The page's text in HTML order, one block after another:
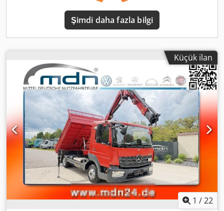
Dijital Takograf * Radyo * Sürücü İçin Süspansiyonlu Koltuk
* Üç Yönlü Kamyon (Meiller) * Uzunluk/Genişlik/Yükseklik:
3.090 mm, 2.200 mm, 350 mm Dkjdjzqx Aiopfx Abpor *
Yükleme Alanında 4 Çift Gömülü Bağlama Halkası * Küre
yalnızca genel satış şartlarımıza (AGB) tabidir. Önemli Not:
Teklifimizdeki tüm ayrıntıları dikkatlice kontrol etmemize
rağmen, hatalar oluşabilir. Bu hataların bir kısmı, farklı
platform sağlayıcılarının sistemlerindeki veri aktarım
hatalarından kaynaklanabilir. Bu nedenle, tüm bilgilerin
garanti edilmediğini ve yasal bir hak oluşturmadığını
belirtmek isteriz. Yasal Uyarı: Bu satış ilanı, Alman Medeni
Kanunu'nun (BGB) 145. maddesi anlamında bir teklif olarak
kabul edilmez. Daha ziyade, sözleşmenin başlangıcına
yönelik bir bilgi niteliğindedir. Burada verilen bilgiler
garanti edilmez ve bu nedenle taahhüt edilen özellikler
olarak kabul edilmez.
Şimdi daha fazla bilgi
Küçük ilan
1 /22